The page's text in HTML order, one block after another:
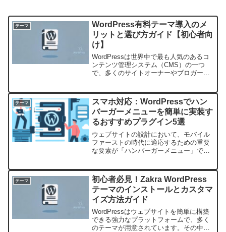
テーマ
WordPress有料テーマ導入のメ
リットと選び方ガイド【初心者向
け】
WordPressは世界中で最も人気のあるコ
ンテンツ管理システム（CMS）の一つ
で、多くのサイトオーナーやブロガーに
いる一方、有料テーマも存在します。こ
の記事では、Wo...
テーマ
スマホ対応：WordPressでハン
バーガーメニューを簡単に実装す
るおすすめプラグイン5選
ウェブサイトの設計において、モバイル
ファーストの時代に適応するための重要
な要素が「ハンバーガーメニュー」で
ザビリティを向上させるのに役立ちま
す。特にWordPressを...
テーマ
初心者必見！Zakra WordPress
テーマのインストールとカスタマ
イズ方法ガイド
WordPressはウェブサイトを簡単に構築
できる強力なプラットフォームで、多く
のテーマが用意されています。その中で